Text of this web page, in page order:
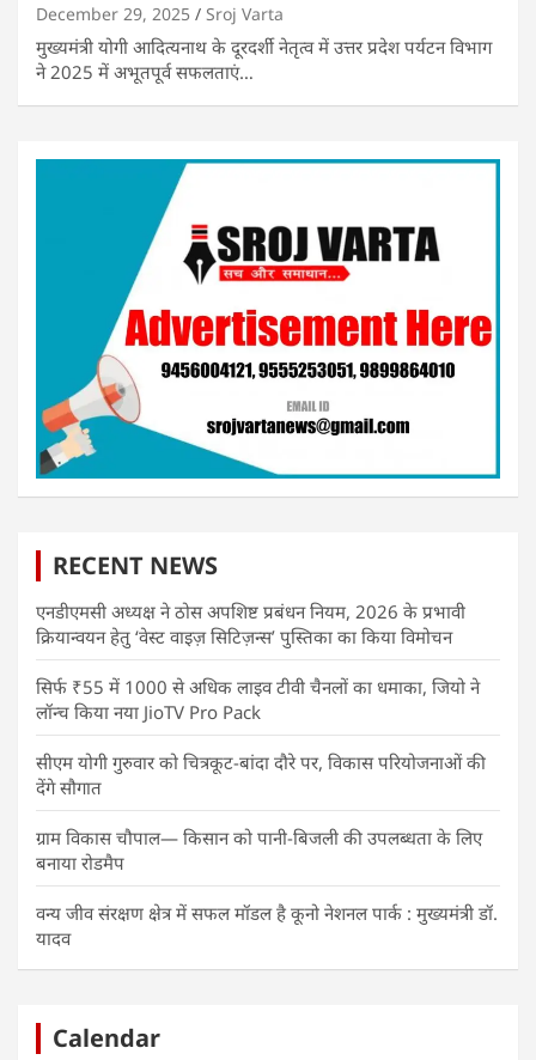
December 29, 2025 Sroj Varta
मुख्यमंत्री योगी आदित्यनाथ के दूरदर्शी नेतृत्व में उत्तर प्रदेश पर्यटन विभाग
ने 2025 में अभूतपूर्व सफलताएं…
RECENT NEWS
एनडीएमसी अध्यक्ष ने ठोस अपशिष्ट प्रबंधन नियम, 2026 के प्रभावी
क्रियान्वयन हेतु ‘वेस्ट वाइज़ सिटिज़न्स’ पुस्तिका का किया विमोचन
सिर्फ ₹55 में 1000 से अधिक लाइव टीवी चैनलों का धमाका, जियो ने
लॉन्च किया नया JioTV Pro Pack
सीएम योगी गुरुवार को चित्रकूट-बांदा दौरे पर, विकास परियोजनाओं की
देंगे सौगात
ग्राम विकास चौपाल— किसान को पानी-बिजली की उपलब्धता के लिए
बनाया रोडमैप
वन्य जीव संरक्षण क्षेत्र में सफल मॉडल है कूनो नेशनल पार्क : मुख्यमंत्री डॉ.
यादव
Calendar